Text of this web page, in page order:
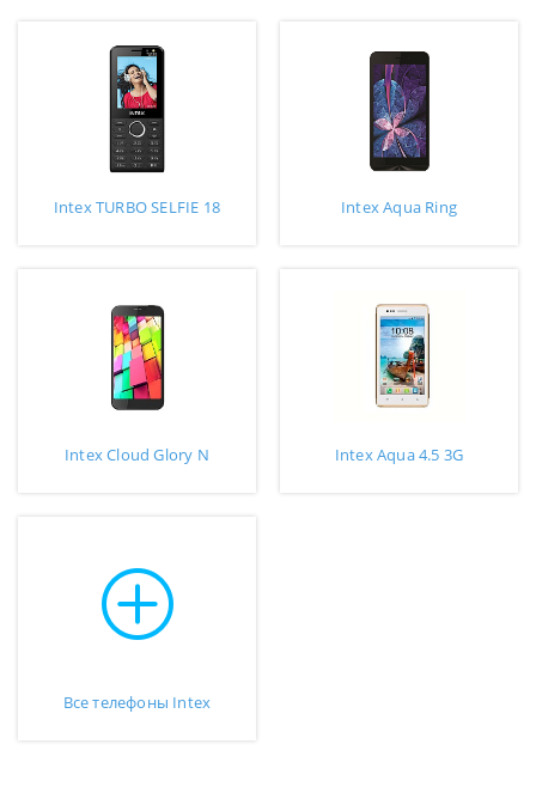
Intex TURBO SELFIE 18 Intex Aqua Ring
Intex Cloud Glory N Intex Aqua 4.5 3G
Все телефоны Intex